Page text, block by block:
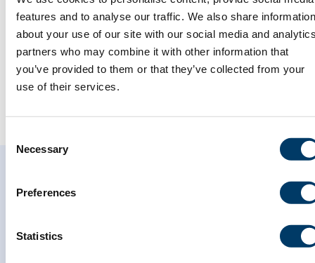
features and to analyse our traffic. We also share information
about your use of our site with our social media and
partners who may combine it with other information that
you’ve provided to them or that they’ve collected from your
use of their services.
Selection
Necessary
Preferences
Statistics